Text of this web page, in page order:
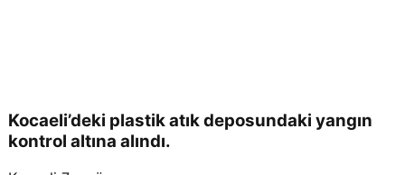
Kocaeli’deki plastik atık deposundaki yangın
kontrol altına alındı.